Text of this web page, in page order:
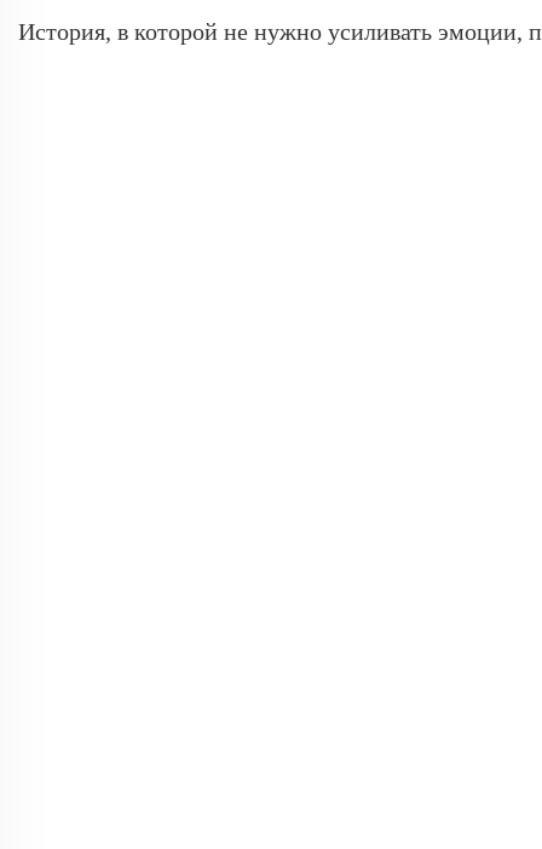
История, в которой не нужно усиливать